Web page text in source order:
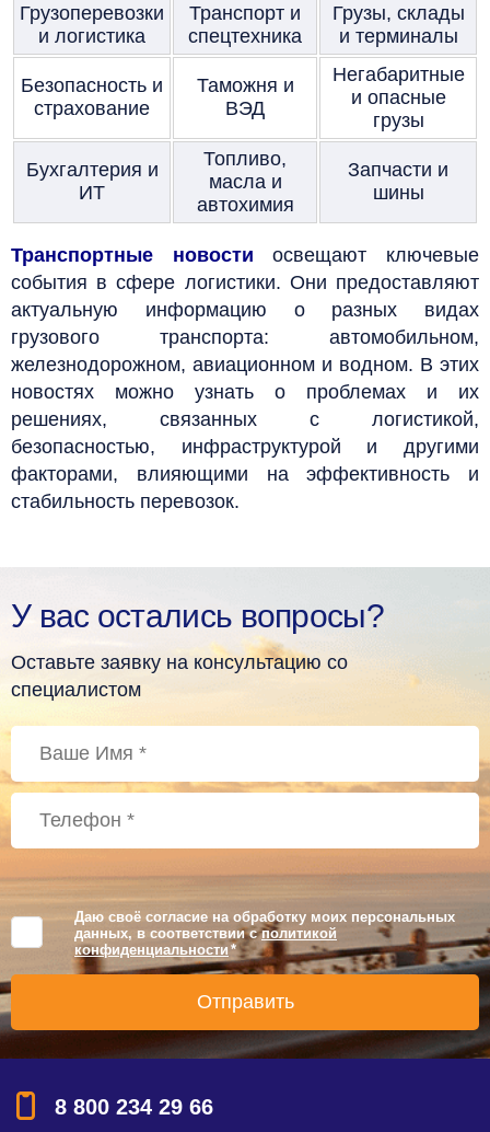
Грузоперевозки
и логистика
Транспорт и
спецтехника
Грузы, склады
и терминалы
Безопасность и
страхование
Таможня и
ВЭД
Негабаритные
и опасные
грузы
Бухгалтерия и
ИТ
Топливо,
масла и
автохимия
Запчасти и
шины
Транспортные новости освещают ключевые
события в сфере логистики. Они предоставляют
актуальную информацию о разных видах
грузового транспорта: автомобильном,
железнодорожном, авиационном и водном. В этих
новостях можно узнать о проблемах и их
решениях, связанных с логистикой,
безопасностью, инфраструктурой и другими
факторами, влияющими на эффективность и
стабильность перевозок.
У вас остались вопросы?
Оставьте заявку на консультацию со
специалистом
Даю своё согласие на обработку моих персональных
данных, в соответствии сполитикой
конфиденциальности *
8 800 234 29 66